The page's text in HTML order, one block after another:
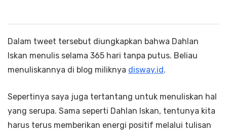
Dalam tweet tersebut diungkapkan bahwa Dahlan
Iskan menulis selama 365 hari tanpa putus. Beliau
menuliskannya di blog miliknya disway.id .
Sepertinya saya juga tertantang untuk menuliskan hal
yang serupa. Sama seperti Dahlan Iskan, tentunya kita
harus terus memberikan energi positif melalui tulisan